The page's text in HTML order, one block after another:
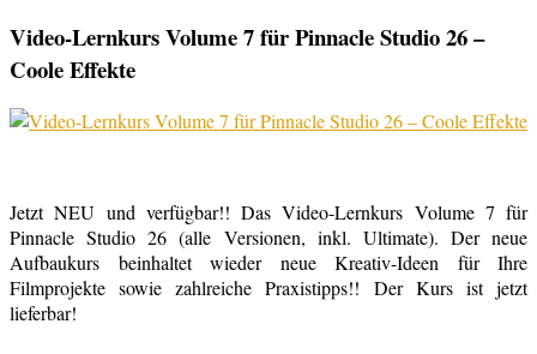
Video-Lernkurs Volume 7 für Pinnacle Studio 26 –
Coole Effekte
Jetzt NEU und verfügbar!! Das Video-Lernkurs Volume 7 für
Pinnacle Studio 26 (alle Versionen, inkl. Ultimate). Der neue
Aufbaukurs beinhaltet wieder neue Kreativ-Ideen für Ihre
Filmprojekte sowie zahlreiche Praxistipps!! Der Kurs ist jetzt
lieferbar!